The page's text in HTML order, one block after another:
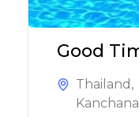
Good
Thailand ,